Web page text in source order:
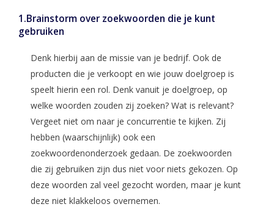
1.Brainstorm over zoekwoorden die je kunt
gebruiken
Denk hierbij aan de missie van je bedrijf. Ook de
producten die je verkoopt en wie jouw doelgroep is
speelt hierin een rol. Denk vanuit je doelgroep, op
welke woorden zouden zij zoeken? Wat is relevant?
Vergeet niet om naar je concurrentie te kijken. Zij
hebben (waarschijnlijk) ook een
zoekwoordenonderzoek gedaan. De zoekwoorden
die zij gebruiken zijn dus niet voor niets gekozen. Op
deze woorden zal veel gezocht worden, maar je kunt
deze niet klakkeloos overnemen.